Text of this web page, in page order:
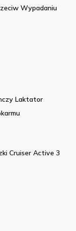
Wypadaniu
Laktator
Cruiser Active 3